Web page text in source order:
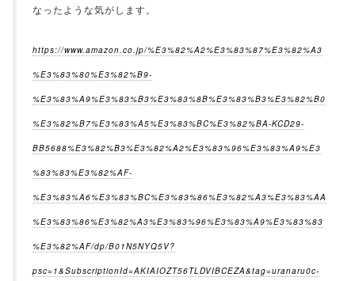
なったような気がします。
https://www.amazon.co.jp/%E3%82%A2%E3%83%87%E3%82%A3
%E3%83%80%E3%82%B9-
%E3%83%A9%E3%83%B3%E3%83%8B%E3%83%B3%E3%82%B0
%E3%82%B7%E3%83%A5%E3%83%BC%E3%82%BA-KCD29-
BB5688%E3%82%B3%E3%82%A2%E3%83%96%E3%83%A9%E3
%83%83%E3%82%AF-
%E3%83%A6%E3%83%BC%E3%83%86%E3%82%A3%E3%83%AA
%E3%83%86%E3%82%A3%E3%83%96%E3%83%A9%E3%83%83
%E3%82%AF/dp/B01N5NYQ5V?
psc=1&SubscriptionId=AKIAIOZT56TLDVIBCEZA&tag=uranaru0c-